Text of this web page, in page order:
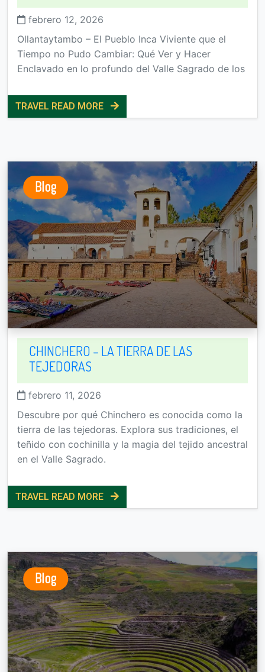
febrero 12, 2026
Ollantaytambo – El Pueblo Inca Viviente que el
Tiempo no Pudo Cambiar: Qué Ver y Hacer
Enclavado en lo profundo del Valle Sagrado de los
TRAVEL READ MORE
Blog
CHINCHERO – LA TIERRA DE LAS
TEJEDORAS
febrero 11, 2026
Descubre por qué Chinchero es conocida como la
tierra de las tejedoras. Explora sus tradiciones, el
teñido con cochinilla y la magia del tejido ancestral
en el Valle Sagrado.
TRAVEL READ MORE
Blog